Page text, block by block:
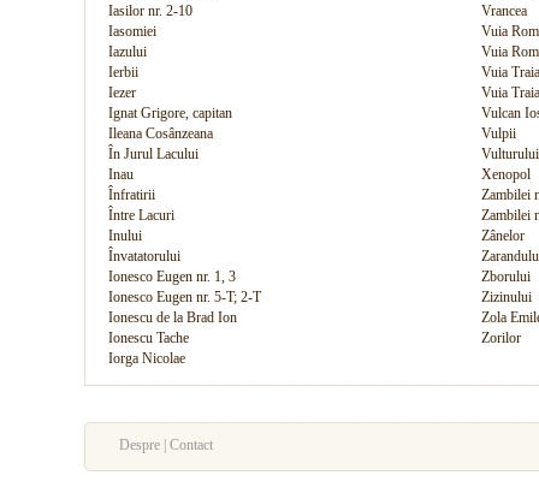
Iasilor nr. 2-10
Vrancea
Iasomiei
Vuia
Iazului
Vuia
Ierbii
Vuia
Iezer
Vuia
Ignat Grigore, capitan
Vulcan
Ileana Cosânzeana
Vulpii
În Jurul Lacului
Vulturului
Inau
Xenopol
Înfratirii
Zambilei
Între Lacuri
Zambilei
Inului
Zânelor
Învatatorului
Ionesco Eugen nr. 1, 3
Zborului
Ionesco Eugen nr. 5-T; 2-T
Zizinului
Ionescu de la Brad Ion
Zola
Ionescu Tache
Zorilor
Iorga Nicolae
Despre | Contact